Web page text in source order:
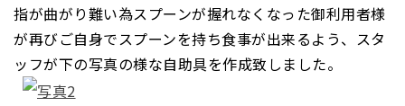
指が曲がり難い為スプーンが握れなくなった御利用者様
が再びご自身でスプーンを持ち食事が出来るよう、スタ
ッフが下の写真の様な自助具を作成致しました。